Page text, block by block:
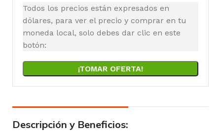
Todos los precios están expresados en
dólares, para ver el precio y comprar en tu
moneda local, solo debes dar clic en este
botón:
¡TOMAR OFERTA!
Descripción y Beneficios: